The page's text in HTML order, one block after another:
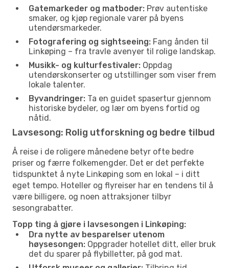
Gatemarkeder og matboder: Prøv autentiske
smaker, og kjøp regionale varer på byens
utendørsmarkeder.
Fotografering og sightseeing: Fang ånden til
Linkøping – fra travle avenyer til rolige landskap.
Musikk- og kulturfestivaler: Oppdag
utendørskonserter og utstillinger som viser frem
lokale talenter.
Byvandringer: Ta en guidet spasertur gjennom
historiske bydeler, og lær om byens fortid og
nåtid.
Lavsesong: Rolig utforskning og bedre tilbud
Å reise i de roligere månedene betyr ofte bedre
priser og færre folkemengder. Det er det perfekte
tidspunktet å nyte Linkøping som en lokal – i ditt
eget tempo. Hoteller og flyreiser har en tendens til å
være billigere, og noen attraksjoner tilbyr
sesongrabatter.
Topp ting å gjøre i lavsesongen i Linkøping:
Dra nytte av besparelser utenom
høysesongen: Oppgrader hotellet ditt, eller bruk
det du sparer på flybilletter, på god mat.